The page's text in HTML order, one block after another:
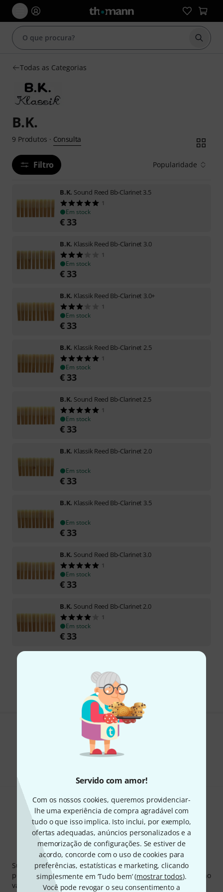
Servido com amor!
Com os nossos cookies, queremos providenciar-
lhe uma experiência de compra agradável com
tudo o que isso implica. Isto inclui, por exemplo,
ofertas adequadas, anúncios personalizados e a
memorização de configurações. Se estiver de
acordo, concorde com o uso de cookies para
preferências, estatísticas e marketing, clicando
simplesmente em ‘Tudo bem’ (mostrar todos).
Você pode revogar o seu consentimento a
Iniciar
Todas as Categorias
B.K.
9 Produtos · Consulta
Filtro Popularidade
B.K. Sound Reed Bb-Clarinet 3.5
1
Em stock
€ 33
B.K. Klassik Reed Bb-Clarinet 3.0
1
Em stock
€ 33
B.K. Klassik Reed Bb-Clarinet 3.0+
1
Em stock
€ 33
B.K. Klassik Reed Bb-Clarinet 2.5
1
Em stock
€ 33
B.K. Sound Reed Bb-Clarinet 2.5
1
Em stock
€ 33
B.K. Klassik Reed Bb-Clarinet 2.0
Em stock
€ 33
B.K. Klassik Reed Bb-Clarinet 3.5
Em stock
€ 33
B.K. Sound Reed Bb-Clarinet 3.0
1
Em stock
€ 33
B.K. Sound Reed Bb-Clarinet 2.0
1
Em stock
€ 33
Todos os preços incl. IVA
Gosta do que vê?
Partilhar Ajuda e feedback
Newsletter Thomann
Subscreva a Newsletter da Thomann em inglês e com um
pouco de sorte você poderá ganhar um dos50 vouchers
no
valor de
50 €cada!